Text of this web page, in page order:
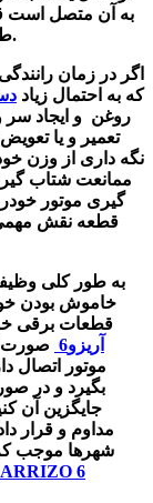
به آن متصل است
طراحی شکل آن مانند چشم های کوسه می باشد.
اگر در زمان
که به احتمال زیاد
روغن و ایجاد
تعمیر و یا
نگه داری از وزن
گیری موتور
قطعه نقش
به طور کلی
خاموش بودن
قطعات برقی
آریزو6
صورت
موتور اتصال
بگیرد و در
جایگزین آن
مداوم و قرار
شهرها موجب
دینام چری ARRIZO 6